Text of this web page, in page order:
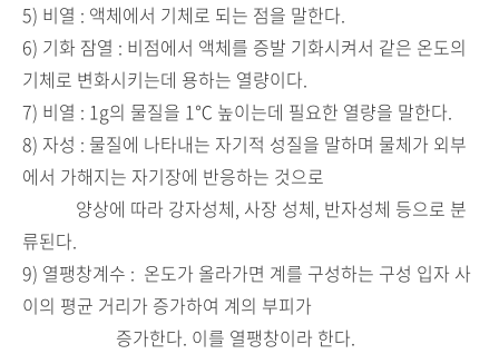
5) 비열 : 액체에서 기체로 되는 점을 말한다.
6) 기화 잠열 : 비점에서 액체를 증발 기화시켜서 같은 온도의
기체로 변화시키는데 용하는 열량이다.
7) 비열 : 1g의 물질을 1℃ 높이는데 필요한 열량을 말한다.
8) 자성 : 물질에 나타내는 자기적 성질을 말하며 물체가 외부
에서 가해지는 자기장에 반응하는 것으로
양상에 따라 강자성체, 사장 성체, 반자성체 등으로 분
류된다.
9) 열팽창계수 : 온도가 올라가면 계를 구성하는 구성 입자 사
이의 평균 거리가 증가하여 계의 부피가
증가한다. 이를 열팽창이라 한다.